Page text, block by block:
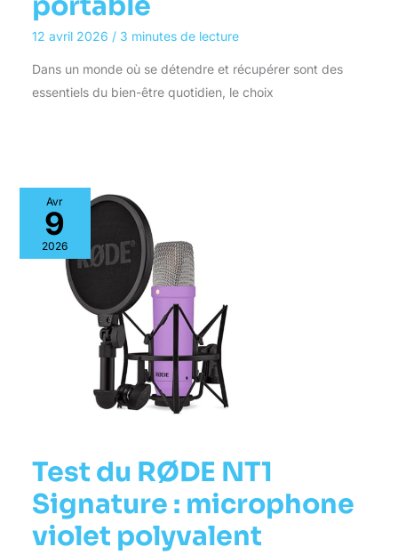
12 avril 2026 / 3 minutes de lecture
Dans un monde où se détendre et récupérer sont des
essentiels du bien-être quotidien, le choix
Avr
9
2026
Test du RØDE NT1
Signature : microphone
violet polyvalent